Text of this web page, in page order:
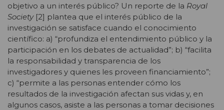
objetivo a un interés público? Un reporte de la Royal
Society[2] plantea que el interés público de la
investigación se satisface cuando el conocimiento
científico: a) “profundiza el entendimiento público y la
participación en los debates de actualidad”; b) “facilita
la responsabilidad y transparencia de los
investigadores y quienes les proveen financiamiento”;
c) “permite a las personas entender cómo los
resultados de la investigación afectan sus vidas y, en
algunos casos, asiste a las personas a tomar decisiones